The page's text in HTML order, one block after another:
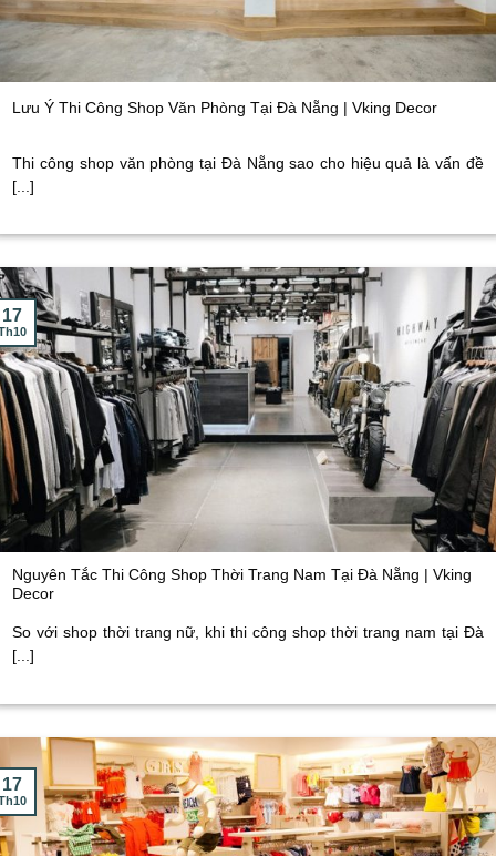
Lưu Ý Thi Công Shop Văn Phòng Tại Đà Nẵng | Vking Decor
Thi công shop văn phòng tại Đà Nẵng sao cho hiệu quả là vấn đề
[...]
Nguyên Tắc Thi Công Shop Thời Trang Nam Tại Đà Nẵng | Vking
Decor
So với shop thời trang nữ, khi thi công shop thời trang nam tại Đà
[...]
17
17